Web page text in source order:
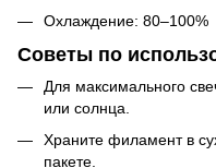
Охлаждение: 80–100%
Советы по
Для максимального
или солнца.
Храните филамент в
пакете.